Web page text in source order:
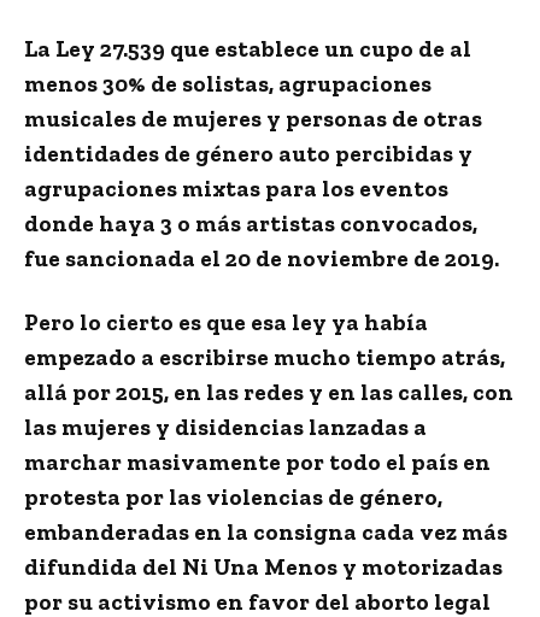
La Ley 27.539 que establece un cupo de al
menos 30% de solistas, agrupaciones
musicales de mujeres y personas de otras
identidades de género auto percibidas y
agrupaciones mixtas para los eventos
donde haya 3 o más artistas convocados,
fue sancionada el 20 de noviembre de 2019.
Pero lo cierto es que esa ley ya había
empezado a escribirse mucho tiempo atrás,
allá por 2015, en las redes y en las calles, con
las mujeres y disidencias lanzadas a
marchar masivamente por todo el país en
protesta por las violencias de género,
embanderadas en la consigna cada vez más
difundida del Ni Una Menos y motorizadas
por su activismo en favor del aborto legal